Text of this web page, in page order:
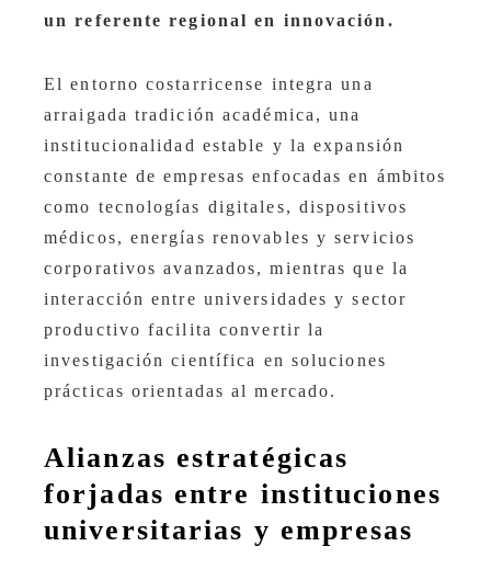
un referente regional en innovación.
El entorno costarricense integra una
arraigada tradición académica, una
institucionalidad estable y la expansión
constante de empresas enfocadas en ámbitos
como tecnologías digitales, dispositivos
médicos, energías renovables y servicios
corporativos avanzados, mientras que la
interacción entre universidades y sector
productivo facilita convertir la
investigación científica en soluciones
prácticas orientadas al mercado.
Alianzas estratégicas
forjadas entre instituciones
universitarias y empresas